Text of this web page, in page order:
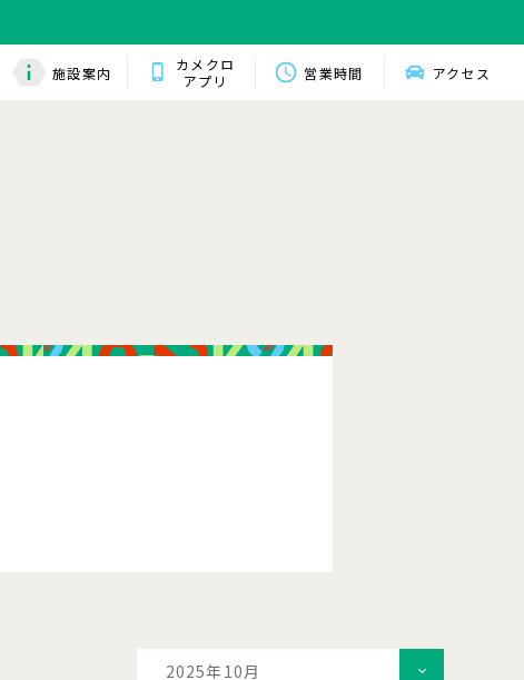
施設案内
カメクロ
アプリ
営業時間 アクセス
2025年10月